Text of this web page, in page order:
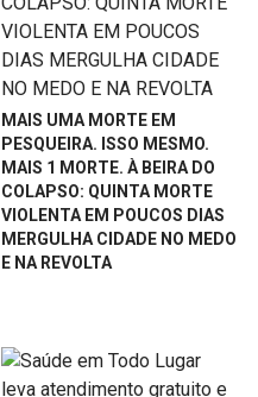
MAIS UMA MORTE EM
PESQUEIRA. ISSO MESMO.
MAIS 1 MORTE. À BEIRA DO
COLAPSO: QUINTA MORTE
VIOLENTA EM POUCOS DIAS
MERGULHA CIDADE NO MEDO
E NA REVOLTA